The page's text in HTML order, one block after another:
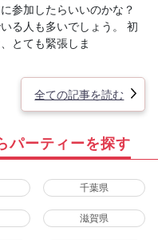
参加したらいいのかな？
る人も多いでしょう。 初
とても緊張しま
全ての記事を読む
パーティーを探す
千葉県
滋賀県